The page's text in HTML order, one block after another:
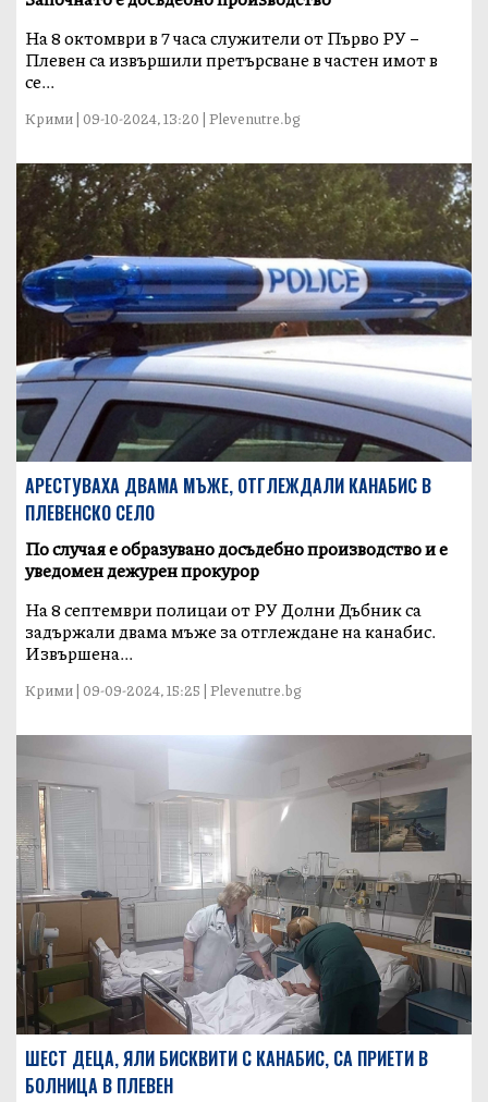
На 8 октомври в 7 часа служители от Първо РУ –
Плевен са извършили претърсване в частен имот в
се...
Крими | 09-10-2024, 13:20 | Plevenutre.bg
АРЕСТУВАХА ДВАМА МЪЖЕ, ОТГЛЕЖДАЛИ КАНАБИС В
ПЛЕВЕНСКО СЕЛО
По случая е образувано досъдебно производство и е
уведомен дежурен прокурор
На 8 септември полицаи от РУ Долни Дъбник са
задържали двама мъже за отглеждане на канабис.
Извършена...
Крими | 09-09-2024, 15:25 | Plevenutre.bg
ШЕСТ ДЕЦА, ЯЛИ БИСКВИТИ С КАНАБИС, СА ПРИЕТИ В
БОЛНИЦА В ПЛЕВЕН